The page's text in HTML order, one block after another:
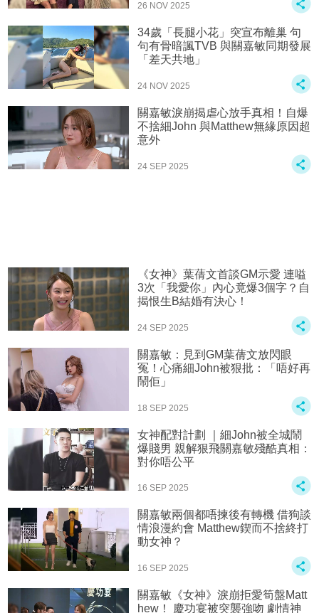
26 NOV 2025
34歲「長腿小花」突宣布離巢 句
句有骨暗諷TVB 與關嘉敏同期發展
「差天共地」
24 NOV 2025
關嘉敏淚崩揭虐心放手真相！自爆
不捨細John 與Matthew無緣原因超
意外
24 SEP 2025
《女神》葉蒨文首談GM示愛 連嗌
3次「我愛你」內心竟爆3個字？自
揭恨生B結婚有決心！
24 SEP 2025
關嘉敏：見到GM葉蒨文放閃眼
冤！心痛細John被狠批：「唔好再
鬧佢」
18 SEP 2025
女神配對計劃 ｜細John被全城鬧
爆賤男 親解狠飛關嘉敏殘酷真相：
對你唔公平
16 SEP 2025
關嘉敏兩個都唔揀後有轉機 借狗談
情浪漫約會 Matthew鍥而不捨終打
動女神？
16 SEP 2025
關嘉敏《女神》淚崩拒愛筍盤Matt
hew！ 慶功宴被突襲強吻 劇情神